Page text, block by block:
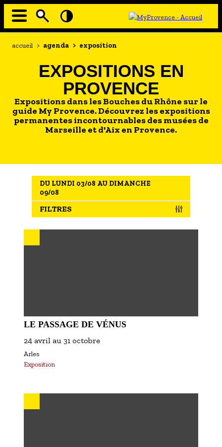
Aller
Navigation
EN MODE ECO
AU GRAND AIR
PASSEZ À TABLE
SOUS TOUTES LES COUTUMES
L'AGENDA
LES GUIDES TOURISTIQUES
LES OFFRES MYPROVENCE
Fil
accueil > agenda > exposition
EXPOSITIONS EN
PROVENCE
Expositions dans les Bouches du Rhône sur le
guide My Provence. Découvrez les expositions
permanentes incontournables des musées de
Marseille et d'Aix en Provence.
DU LUNDI 03/08 AU DIMANCHE
09/08
FILTRES
LE PASSAGE DE VÉNUS
24 avril au 31 octobre
Arles
Exposition